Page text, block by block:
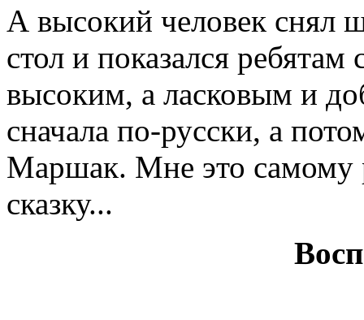
А высокий человек снял
стол и показался
высоким, а ласковым и
сначала по-русски, а
Маршак. Мне это самому
сказку...